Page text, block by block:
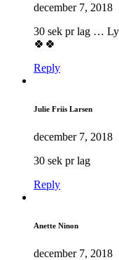
december 7, 2018
30 sek pr lag …
🍀🍀
Reply
Julie Friis Larsen
december 7, 2018
30 sek pr lag
Reply
Anette Ninon
december 7, 2018